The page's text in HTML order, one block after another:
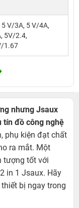
V/3A, 5 V/4A,
5V/2.4,
1.67
nhưng Jsaux
tín đồ công nghệ
phụ kiện đạt chất
ra mắt. Một
tượng tốt với
in 1 Jsaux. Hãy
bị ngay trong